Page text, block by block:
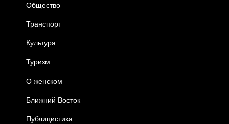
Общество
Транспорт
Культура
Туризм
О женском
Ближний Восток
Публицистика